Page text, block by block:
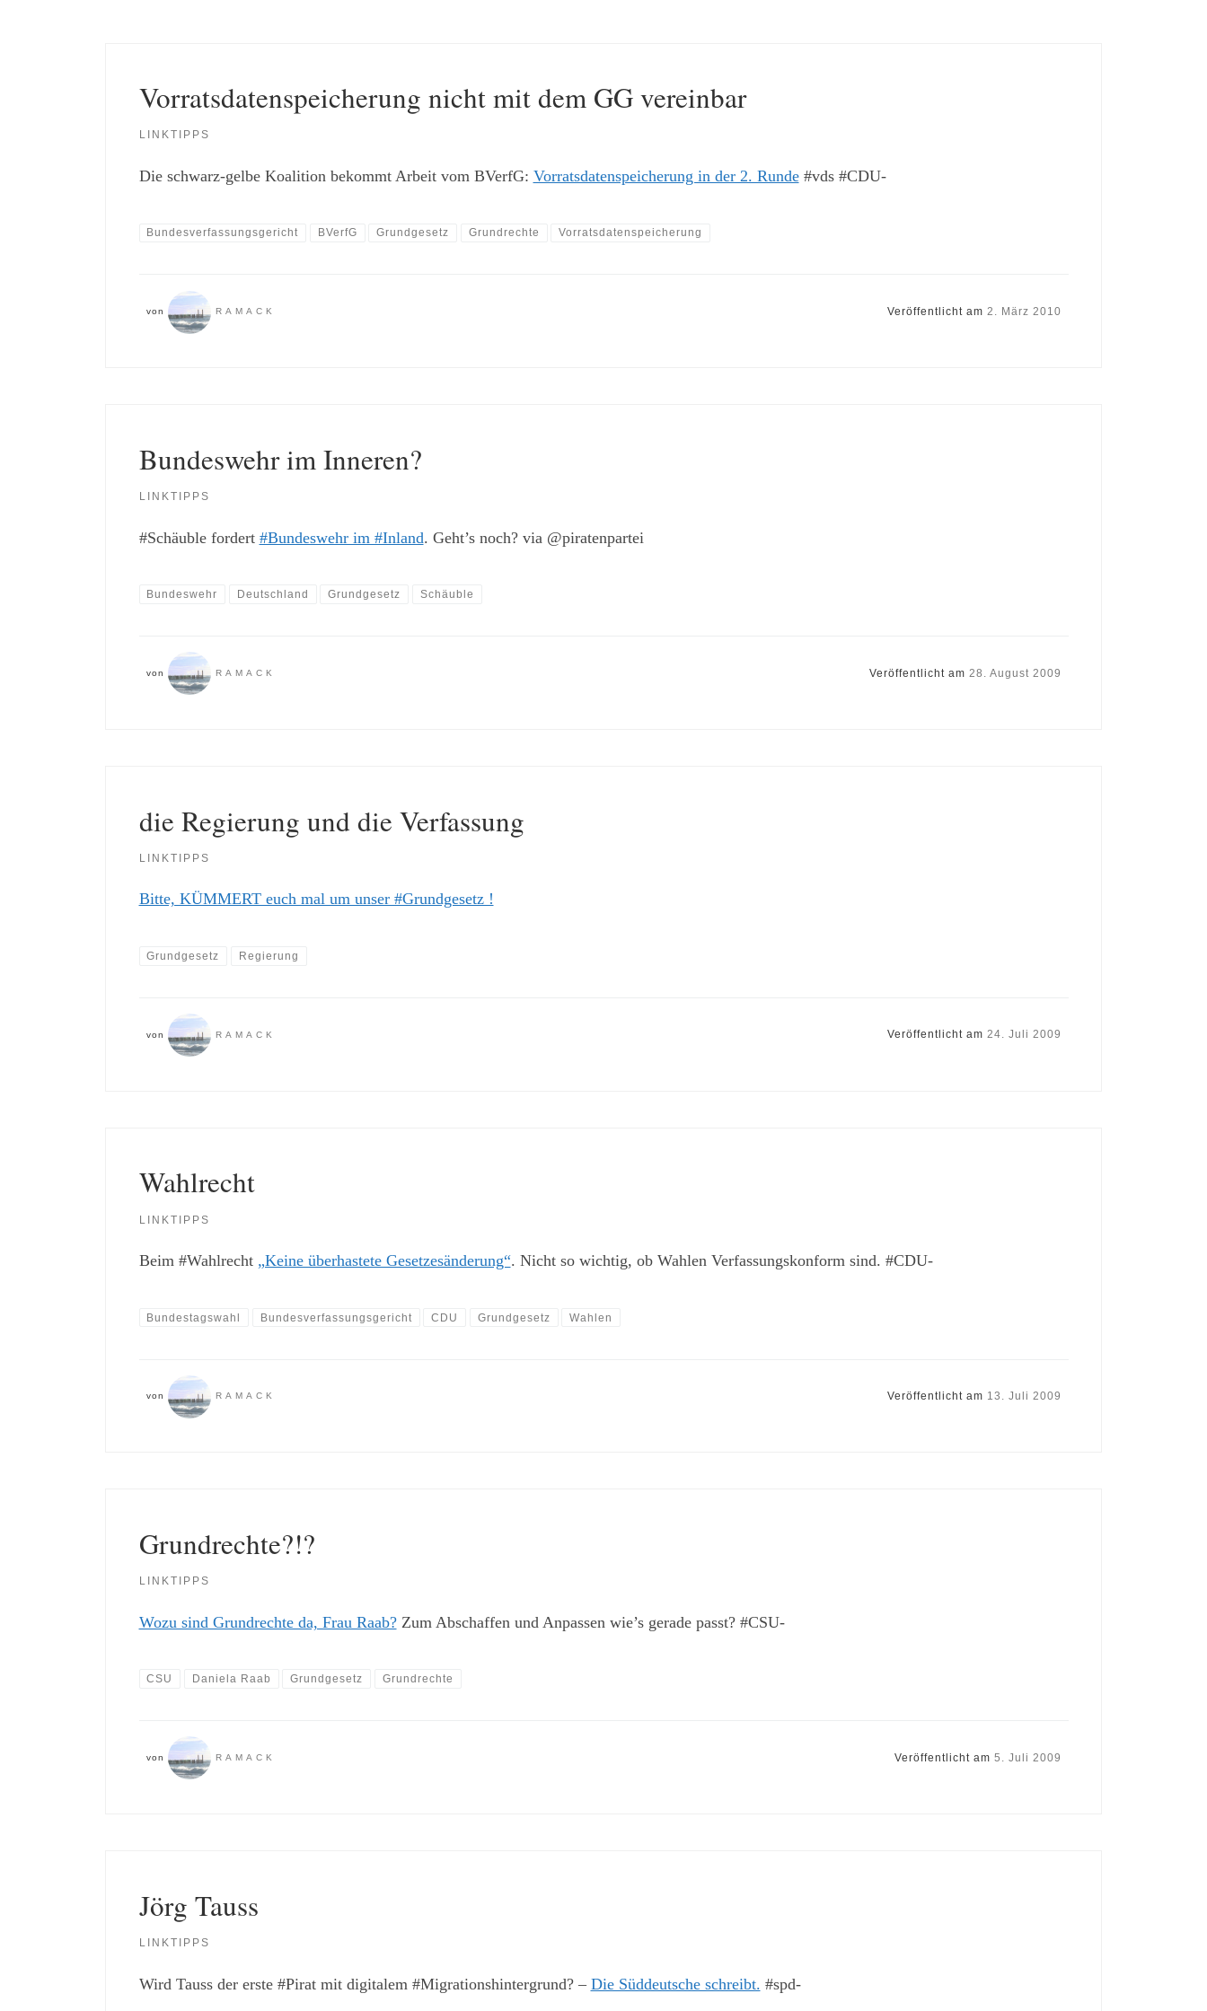
Vorratsdatenspeicherung nicht mit dem GG vereinbar
LINKTIPPS
Die schwarz-gelbe Koalition bekommt Arbeit vom BVerfG: Vorratsdatenspeicherung in der 2. Runde#vds #CDU-
Bundesverfassungsgericht BVerfG Grundgesetz Grundrechte Vorratsdatenspeicherung
von RAMACK Veröffentlicht am 2. März 2010
Bundeswehr im Inneren?
LINKTIPPS
#Schäuble fordert #Bundeswehr im #Inland. Geht’s noch? via @piratenpartei
Bundeswehr Deutschland Grundgesetz Schäuble
von RAMACK Veröffentlicht am 28. August 2009
die Regierung und die Verfassung
LINKTIPPS
Bitte, KÜMMERT euch mal um unser #Grundgesetz !
Grundgesetz Regierung
von RAMACK Veröffentlicht am 24. Juli 2009
Wahlrecht
LINKTIPPS
Beim #Wahlrecht „Keine überhastete Gesetzesänderung“. Nicht so wichtig, ob Wahlen Verfassungskonform sind. #CDU-
Bundestagswahl Bundesverfassungsgericht CDU Grundgesetz Wahlen
von RAMACK Veröffentlicht am 13. Juli 2009
Grundrechte?!?
LINKTIPPS
Wozu sind Grundrechte da, Frau Raab?Zum Abschaffen und Anpassen wie’s gerade passt? #CSU-
CSU Daniela Raab Grundgesetz Grundrechte
von RAMACK Veröffentlicht am 5. Juli 2009
Jörg Tauss
LINKTIPPS
Wird Tauss der erste #Pirat mit digitalem #Migrationshintergrund? – Die Süddeutsche schreibt. #spd-